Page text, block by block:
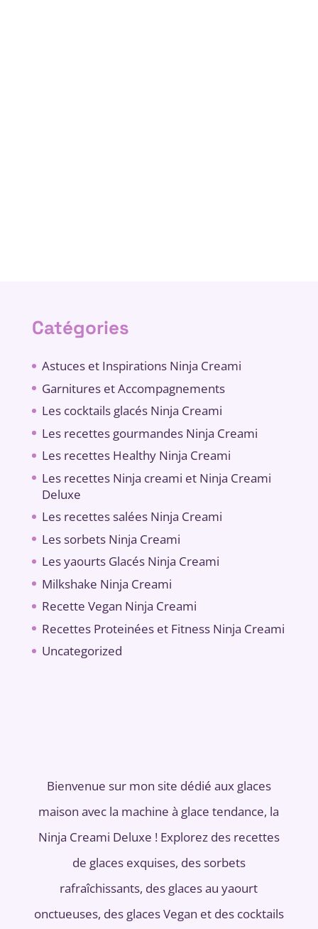
Catégories
Astuces et Inspirations Ninja Creami
Garnitures et Accompagnements
Les cocktails glacés Ninja Creami
Les recettes gourmandes Ninja Creami
Les recettes Healthy Ninja Creami
Les recettes Ninja creami et Ninja Creami
Deluxe
Les recettes salées Ninja Creami
Les sorbets Ninja Creami
Les yaourts Glacés Ninja Creami
Milkshake Ninja Creami
Recette Vegan Ninja Creami
Recettes Proteinées et Fitness Ninja Creami
Uncategorized
Bienvenue sur mon site dédié aux glaces
maison avec la machine à glace tendance, la
Ninja Creami Deluxe ! Explorez des recettes
de glaces exquises, des sorbets
rafraîchissants, des glaces au yaourt
onctueuses, des glaces Vegan et des cocktails